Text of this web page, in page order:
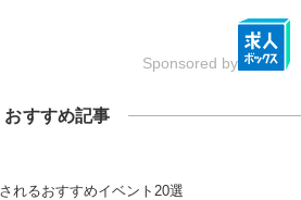
Sponsored by
おすすめ記事
れるおすすめイベント20選